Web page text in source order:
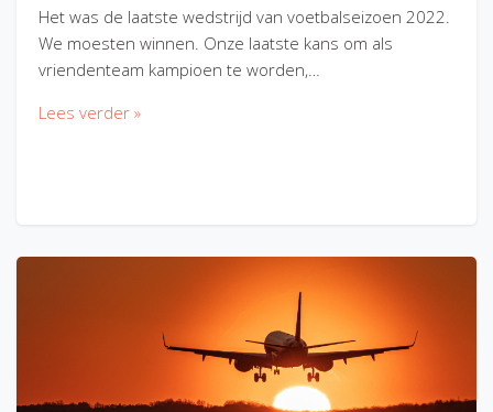
Het was de laatste wedstrijd van voetbalseizoen 2022.
We moesten winnen. Onze laatste kans om als
vriendenteam kampioen te worden,…
Lees verder »